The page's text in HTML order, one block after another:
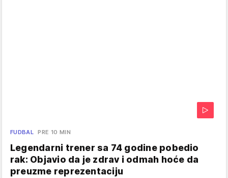
FUDBAL PRE 10 MIN
Legendarni trener sa 74 godine pobedio
rak: Objavio da je zdrav i odmah hoće da
preuzme reprezentaciju